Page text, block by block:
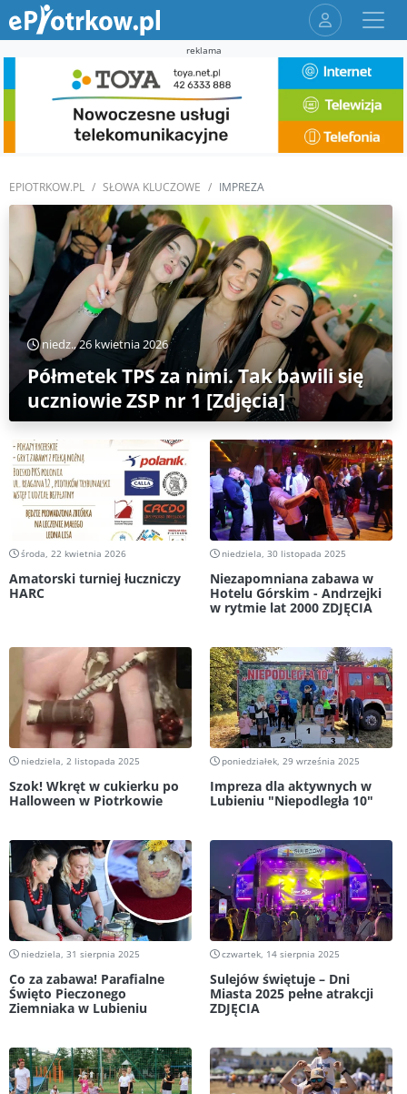
reklama
EPIOTRKOW.PL SŁOWA KLUCZOWE IMPREZA
niedz., 26 kwietnia 2026
Półmetek TPS za nimi. Tak bawili się
uczniowie ZSP nr 1 [Zdjęcia]
środa, 22 kwietnia 2026
Amatorski turniej łuczniczy
HARC
niedziela, 30 listopada 2025
Niezapomniana zabawa w
Hotelu Górskim - Andrzejki
w rytmie lat 2000 ZDJĘCIA
niedziela, 2 listopada 2025
Szok! Wkręt w cukierku po
Halloween w Piotrkowie
poniedziałek, 29 września 2025
Impreza dla aktywnych w
Lubieniu "Niepodległa 10"
niedziela, 31 sierpnia 2025
Co za zabawa! Parafialne
Święto Pieczonego
Ziemniaka w Lubieniu
czwartek, 14 sierpnia 2025
Sulejów świętuje – Dni
Miasta 2025 pełne atrakcji
ZDJĘCIA